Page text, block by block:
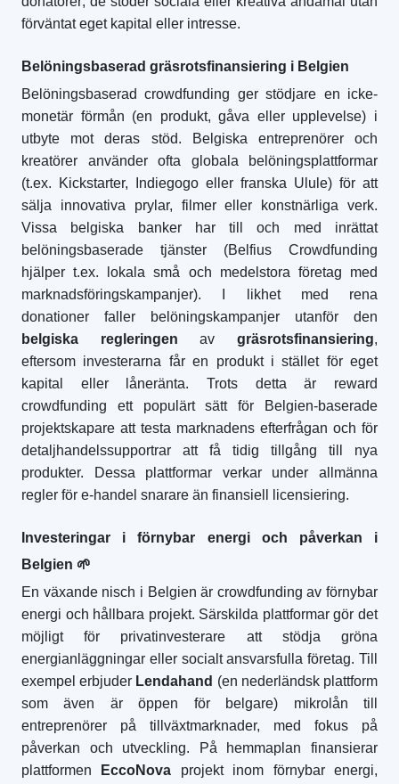
förväntat eget kapital eller intresse.
Belöningsbaserad gräsrotsfinansiering i Belgien
Belöningsbaserad crowdfunding ger stödjare en icke-
monetär förmån (en produkt, gåva eller upplevelse) i
utbyte mot deras stöd. Belgiska entreprenörer och
kreatörer använder ofta globala belöningsplattformar
(t.ex. Kickstarter, Indiegogo eller franska Ulule) för att
sälja innovativa prylar, filmer eller konstnärliga verk.
Vissa belgiska banker har till och med inrättat
belöningsbaserade tjänster (Belfius Crowdfunding
hjälper t.ex. lokala små och medelstora företag med
marknadsföringskampanjer). I likhet med rena
donationer faller belöningskampanjer utanför den
belgiska regleringen avgräsrotsfinansiering,
eftersom investerarna får en produkt i stället för eget
kapital eller låneränta. Trots detta är reward
crowdfunding ett populärt sätt för Belgien-baserade
projektskapare att testa marknadens efterfrågan och för
detaljhandelssupportrar att få tidig tillgång till nya
produkter. Dessa plattformar verkar under allmänna
regler för e-handel snarare än finansiell licensiering.
Investeringar i förnybar energi och påverkan i
Belgien 🌱
En växande nisch i Belgien är crowdfunding av förnybar
energi och hållbara projekt. Särskilda plattformar gör det
möjligt för privatinvesterare att stödja gröna
energianläggningar eller socialt ansvarsfulla företag. Till
exempel erbjuder Lendahand (en nederländsk plattform
som även är öppen för belgare) mikrolån till
entreprenörer på tillväxtmarknader, med fokus på
påverkan och utveckling. På hemmaplan finansierar
plattformen
EccoNova projekt inom förnybar energi,